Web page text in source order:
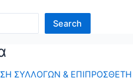
Search
ΣΥΛΛΟΓΩΝ & ΕΠΙΠΡΟΣΘΕΤΗ